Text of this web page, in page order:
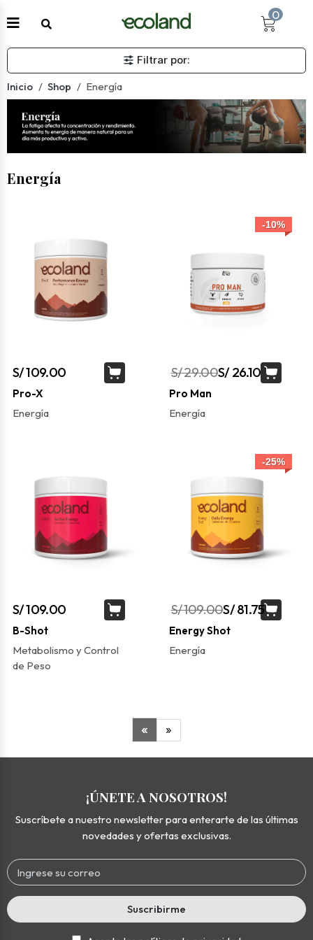
0
Filtrar por:
Inicio
Shop Energía
Energía
Pro-X
Energía
S/ 109.00
-10%
Pro Man
Energía
S/ 29.00S/ 26.10
B-Shot
Metabolismo y Control
de Peso
S/ 109.00
-25%
Energy Shot
Energía
S/ 109.00S/ 81.75
« »
¡ÚNETE A NOSOTROS!
Suscríbete a nuestro newsletter para enterarte de las últimas
novedades y ofertas exclusivas.
Suscribirme